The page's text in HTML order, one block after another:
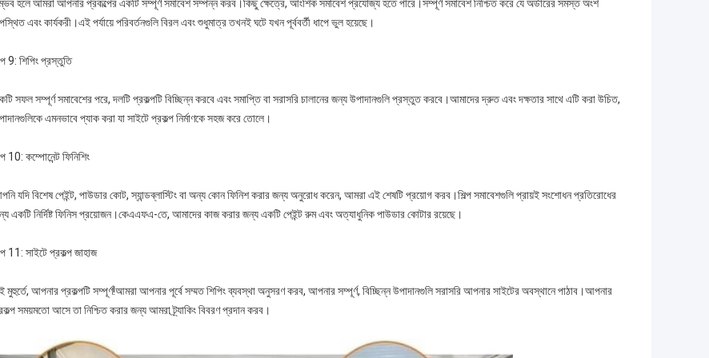
হলে আমরা আপনার প্রকল্পের একটি সম্পূর্ণ সমাবেশ সম্পন্ন করব।কিছু ক্ষেত্রে, আংশিক সমাবেশ প্রযোজ্য হতে পারে।সম্পূর্ণ সমাবেশ নিশ্চিত করে যে অর্ডারের সমস্ত অংশ
এবং কার্যকরী।এই পর্যায়ে পরিবর্তনগুলি বিরল এবং শুধুমাত্র তখনই ঘটে যখন পূর্ববর্তী ধাপে ভুল হয়েছে।
9: শিপিং প্রস্তুতি
সফল সম্পূর্ণ সমাবেশের পরে, দলটি প্রকল্পটি বিচ্ছিন্ন করবে এবং সমাপ্তি বা সরাসরি চালানের জন্য উপাদানগুলি প্রস্তুত করবে।আমাদের দ্রুত এবং দক্ষতার সাথে এটি করা উচিত,
এমনভাবে প্যাক করা যা সাইটে প্রকল্প নির্মাণকে সহজ করে তোলে।
10: কম্পোনেন্ট ফিনিশিং
যদি বিশেষ পেইন্ট, পাউডার কোট, স্যান্ডব্লাস্টিং বা অন্য কোন ফিনিশ করার জন্য অনুরোধ করেন, আমরা এই শেষটি প্রয়োগ করব।শিল্প সমাবেশগুলি প্রায়ই সংশোধন প্রতিরোধের
একটি নির্দিষ্ট ফিনিস প্রয়োজন।কেএএফএ-তে, আমাদের কাজ করার জন্য একটি পেইন্ট রুম এবং অত্যাধুনিক পাউডার কোটার রয়েছে।
11: সাইটে প্রকল্প জাহাজ
মুহুর্তে, আপনার প্রকল্পটি সম্পূর্ণ!আমরা আপনার পূর্বে সম্মত শিপিং ব্যবস্থা অনুসরণ করব, আপনার সম্পূর্ণ, বিচ্ছিন্ন উপাদানগুলি সরাসরি আপনার সাইটের অবস্থানে পাঠাব।আপনার
সময়মতো আসে তা নিশ্চিত করার জন্য আমরা ট্র্যাকিং বিবরণ প্রদান করব।